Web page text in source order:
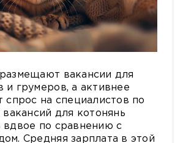
вакансии для
и грумеров, а активнее
спрос на специалистов по
вакансий для котонянь
вдвое по сравнению с
Средняя зарплата в этой